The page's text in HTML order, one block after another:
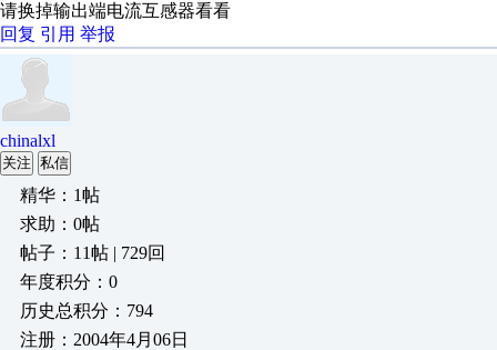
请换掉输出端电流互感器看看
回复 引用 举报
chinalxl
关注 私信
精华：1帖
求助：0帖
帖子：11帖 | 729回
年度积分：0
历史总积分：794
注册：2004年4月06日